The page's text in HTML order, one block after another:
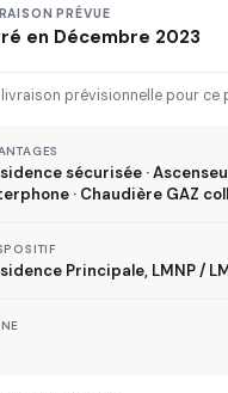
3 km 5 km
Immédiate 2027
réduite
PRÉVUE
en Décembre 2023
prévisionnelle pour ce
sécurisée ·
· Chaudière GAZ
Principale, LMNP /